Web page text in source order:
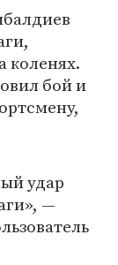
коленях.
бой и
удар
—